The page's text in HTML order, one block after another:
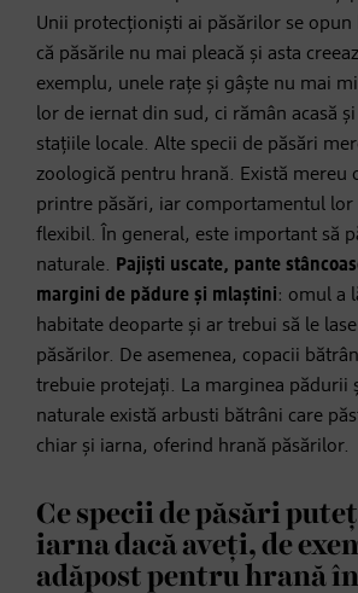
Unii protecționiști ai păsărilor se
că păsările nu mai pleacă și asta
exemplu, unele rațe și gâște nu mai
lor de iernat din sud, ci rămân acasă și
stațiile locale. Alte specii de păsări
zoologică pentru hrană. Există mereu
printre păsări, iar comportamentul lor
flexibil. În general, este important să
naturale. Pajiști uscate, pante
margini de pădure și mlaștini: omul a
habitate deoparte și ar trebui să le
păsărilor. De asemenea, copacii
trebuie protejați. La marginea pădurii
naturale există arbusti bătrâni care
chiar și iarna, oferind hrană păsărilor.
Ce specii de păsări
iarna dacă aveți, de
adăpost pentru hrană